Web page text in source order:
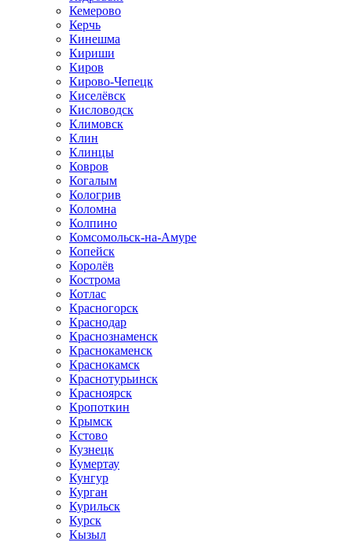
Кемерово
Керчь
Кинешма
Кириши
Киров
Кирово-Чепецк
Киселёвск
Кисловодск
Климовск
Клин
Клинцы
Ковров
Когалым
Кологрив
Коломна
Колпино
Комсомольск-на-Амуре
Копейск
Королёв
Кострома
Котлас
Красногорск
Краснодар
Краснознаменск
Краснокаменск
Краснокамск
Краснотурьинск
Красноярск
Кропоткин
Крымск
Кстово
Кузнецк
Кумертау
Кунгур
Курган
Курильск
Курск
Кызыл